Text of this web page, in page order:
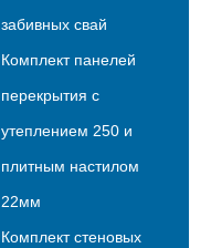
забивных свай
Комплект панелей
перекрытия с
утеплением 250 и
плитным настилом
22мм
Комплект стеновых